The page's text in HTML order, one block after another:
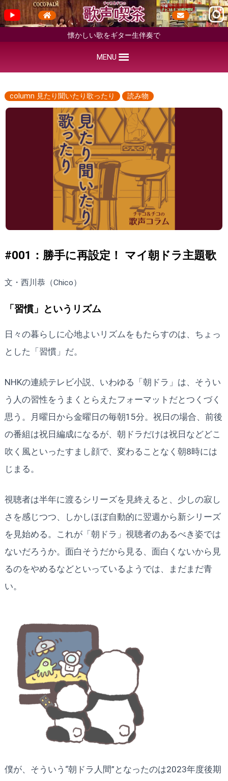
懐かしい歌をギター生伴奏で
MENU
column 見たり聞いたり歌ったり 読み物
#001：勝手に再設定！ マイ朝ドラ主題歌
文・西川恭（Chico）
「習慣」というリズム
日々の暮らしに心地よいリズムをもたらすのは、ちょっ
とした「習慣」だ。
NHKの連続テレビ小説、いわゆる「朝ドラ」は、そうい
う人の習性をうまくとらえたフォーマットだとつくづく
思う。月曜日から金曜日の毎朝15分。祝日の場合、前後
の番組は祝日編成になるが、朝ドラだけは祝日などどこ
吹く風といったすまし顔で、変わることなく朝8時には
じまる。
視聴者は半年に渡るシリーズを見終えると、少しの寂し
さを感じつつ、しかしほぼ自動的に翌週から新シリーズ
を見始める。これが「朝ドラ」視聴者のあるべき姿では
ないだろうか。面白そうだから見る、面白くないから見
るのをやめるなどといっているようでは、まだまだ青
い。
僕が、そういう“朝ドラ人間”となったのは2023年度後期